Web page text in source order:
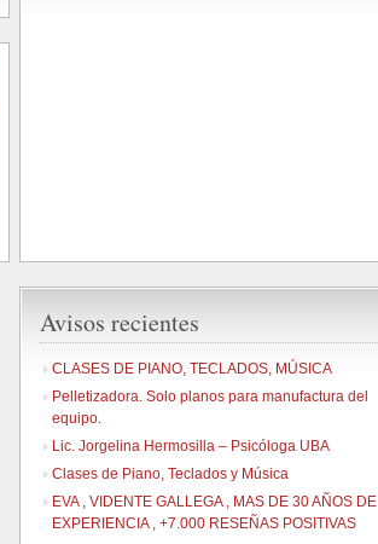
Avisos recientes
CLASES DE PIANO, TECLADOS, MÚSICA
Pelletizadora. Solo planos para manufactura del
equipo.
Lic. Jorgelina Hermosilla – Psicóloga UBA
Clases de Piano, Teclados y Música
EVA , VIDENTE GALLEGA , MAS DE 30 AÑOS DE
EXPERIENCIA , +7.000 RESEÑAS POSITIVAS